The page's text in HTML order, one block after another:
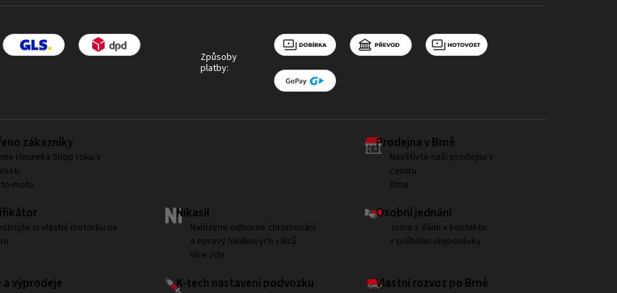
Způsoby
platby:
zákazníky
Heureka Shop roku v
moto
Prodejna v Brně
Navštivte naši prodejnu v
centru
Brna
si vlastní motorku na
Nikasil
Nabízíme odborné chromování
a opravy hliníkových válců.
Více zde
Osobní jednání
Jsme s Vámi v kontaktu
v průběhu objednávky
a výprodeje K-tech nastavení podvozku Vlastní rozvoz po Brně